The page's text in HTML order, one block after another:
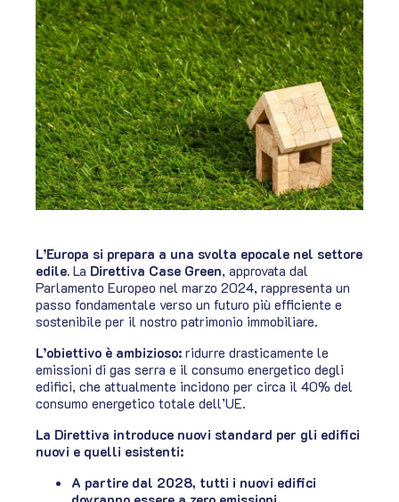
L’Europa si prepara a una svolta epocale nel settore
edile. La Direttiva Case Green, approvata dal
Parlamento Europeo nel marzo 2024, rappresenta un
passo fondamentale verso un futuro più efficiente e
sostenibile per il nostro patrimonio immobiliare.
L’obiettivo è ambizioso: ridurre drasticamente le
emissioni di gas serra e il consumo energetico degli
edifici, che attualmente incidono per circa il 40% del
consumo energetico totale dell’UE.
La Direttiva introduce nuovi standard per gli edifici
nuovi e quelli esistenti:
A partire dal 2028, tutti i nuovi edifici